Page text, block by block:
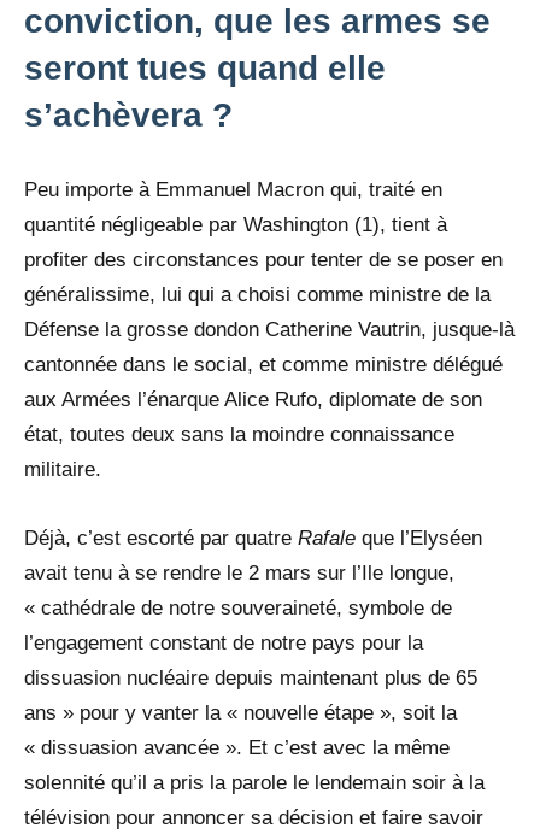
conviction, que les armes se
seront tues quand elle
s’achèvera ?
Peu importe à Emmanuel Macron qui, traité en
quantité négligeable par Washington (1), tient à
profiter des circonstances pour tenter de se poser en
généralissime, lui qui a choisi comme ministre de la
Défense la grosse dondon Catherine Vautrin, jusque-là
cantonnée dans le social, et comme ministre délégué
aux Armées l’énarque Alice Rufo, diplomate de son
état, toutes deux sans la moindre connaissance
militaire.
Déjà, c’est escorté par quatre Rafale que l’Elyséen
avait tenu à se rendre le 2 mars sur l’Ile longue,
« cathédrale de notre souveraineté, symbole de
l’engagement constant de notre pays pour la
dissuasion nucléaire depuis maintenant plus de 65
ans » pour y vanter la « nouvelle étape », soit la
« dissuasion avancée ». Et c’est avec la même
solennité qu’il a pris la parole le lendemain soir à la
télévision pour annoncer sa décision et faire savoir